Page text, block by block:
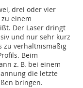
drei oder vier
einem
Der Laser dringt
und nur sehr kurz
zu verhältnismäßig
Beim
z. B. bei einem
die letzte
bringen.